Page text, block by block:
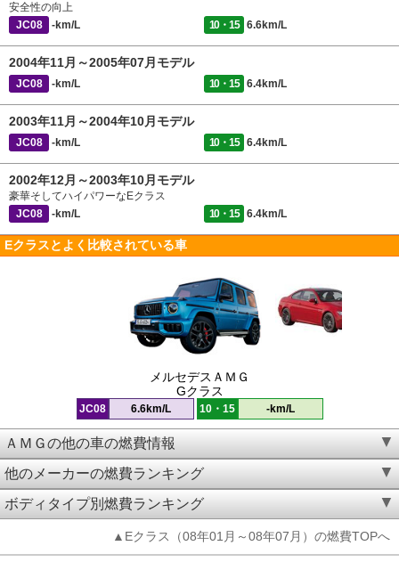
安全性の向上
JC08
-km/L 10・15 6.6km/L
2004年11月～2005年07月モデル
JC08 -km/L 10・15 6.4km/L
2003年11月～2004年10月モデル
JC08 -km/L 10・15 6.4km/L
2002年12月～2003年10月モデル
豪華そしてハイパワーなEクラス
JC08
-km/L 10・15 6.4km/L
Eクラスとよく比較されている車
メルセデスＡＭＧ
Gクラス
JC08 6.6km/L 10・15 -km/L
ＡＭＧの他の車の燃費情報
他のメーカーの燃費ランキング
ボディタイプ別燃費ランキング
▲Eクラス（08年01月～08年07月）の燃費TOPへ